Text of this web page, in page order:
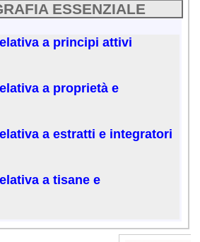
ESSENZIALE
a principi attivi
a proprietà e
a estratti e integratori
a tisane e